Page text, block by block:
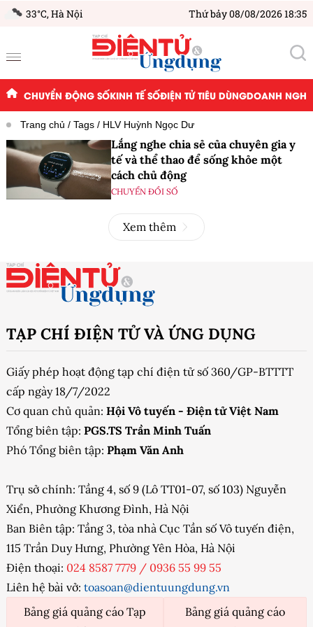
33°C,Hà Nội Thứ bảy 08/08/2026 18:35
CHUYỂN ĐỘNG SỐKINH TẾ SỐĐIỆN TỬ TIÊU DÙNGDOANH
Trang chủ Tags HLV Huỳnh Ngọc Dư
Lắng nghe chia sẻ của chuyên gia y
tế và thể thao để sống khỏe một
cách chủ động
CHUYỂN ĐỔI SỐ
Xem thêm
TẠP CHÍ ĐIỆN TỬ VÀ ỨNG DỤNG
Giấy phép hoạt động tạp chí điện tử số 360/GP-BTTTT
cấp ngày 18/7/2022
Cơ quan chủ quản: Hội Vô tuyến - Điện tử Việt Nam
Tổng biên tập: PGS.TS Trần Minh Tuấn
Phó Tổng biên tập: Phạm Văn Anh
Trụ sở chính: Tầng 4, số 9 (Lô TT01-07, số 103) Nguyễn
Xiển, Phường Khương Đình, Hà Nội
Ban Biên tập: Tầng 3, tòa nhà Cục Tần số Vô tuyến điện,
115 Trần Duy Hưng, Phường Yên Hòa, Hà Nội
Điện thoại: 024 8587 7779 / 0936 55 99 55
Liên hệ bài vở: toasoan@dientuungdung.vn
Bảng giá quảng cáo Tạp
Bảng giá quảng cáo